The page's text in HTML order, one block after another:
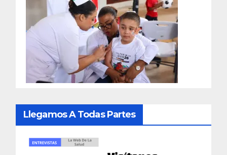
Llegamos A Todas Partes